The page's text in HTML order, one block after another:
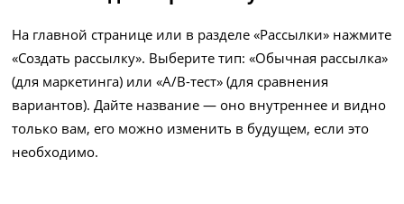
На главной странице или в разделе «Рассылки» нажмите
«Создать рассылку». Выберите тип: «Обычная рассылка»
(для маркетинга) или «A/B-тест» (для сравнения
вариантов). Дайте название — оно внутреннее и видно
только вам, его можно изменить в будущем, если это
необходимо.